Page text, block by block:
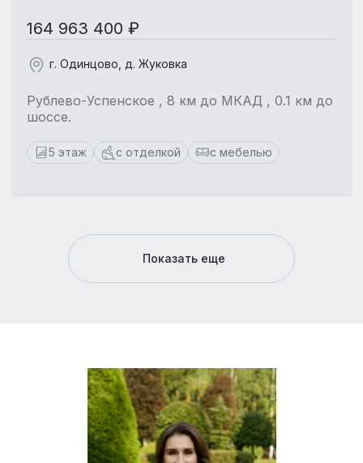
164 963 400 ₽
г. Одинцово, д. Жуковка
Рублево-Успенское , 8 км до МКАД , 0.1 км до
шоссе.
5 этаж с отделкой с мебелью
Показать еще